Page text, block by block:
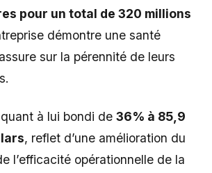
pour un total de 320 millions
démontre une santé
sur la pérennité de leurs
à lui bondi de 36% à 85,9
, reflet d’une amélioration du
l’efficacité opérationnelle de la